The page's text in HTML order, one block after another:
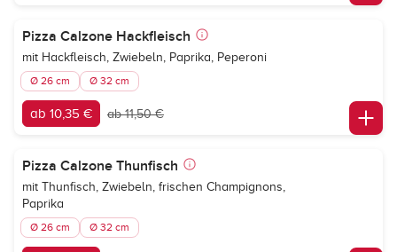
Pizza Calzone Hackfleisch
mit Hackfleisch, Zwiebeln, Paprika, Peperoni
Ø 26 cm Ø 32 cm
ab 10,35 € ab 11,50 €
Pizza Calzone Thunfisch
mit Thunfisch, Zwiebeln, frischen Champignons,
Paprika
Ø 26 cm Ø 32 cm